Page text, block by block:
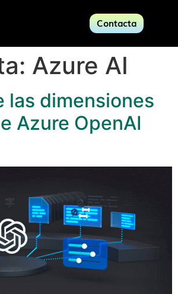
Contacta
Azure AI
las dimensiones
Azure OpenAI